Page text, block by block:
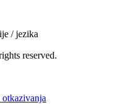
/ jezika
reserved.